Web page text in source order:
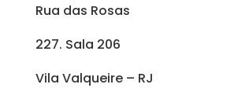
Rua das Rosas
227. Sala 206
Vila Valqueire – RJ